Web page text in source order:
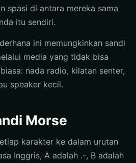
spasi di antara mereka sama
itu sendiri.
ini memungkinkan sandi
media yang tidak bisa
nada radio, kilatan senter,
speaker kecil.
Morse
karakter ke dalam urutan
Inggris, A adalah .-, B adalah